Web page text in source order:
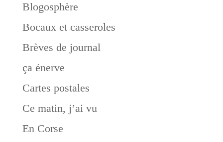
Blogosphère
Bocaux et casseroles
Brèves de journal
ça énerve
Cartes postales
Ce matin, j’ai vu
En Corse